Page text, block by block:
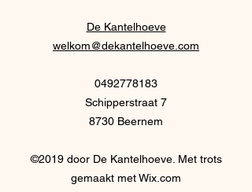
De Kantelhoeve
welkom@dekantelhoeve.com
0492778183
Schipperstraat 7
8730 Beernem
©2019 door De Kantelhoeve. Met trots
gemaakt met Wix.com